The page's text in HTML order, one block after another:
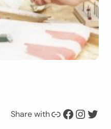
Share withLink Facebook Instagram Twitter